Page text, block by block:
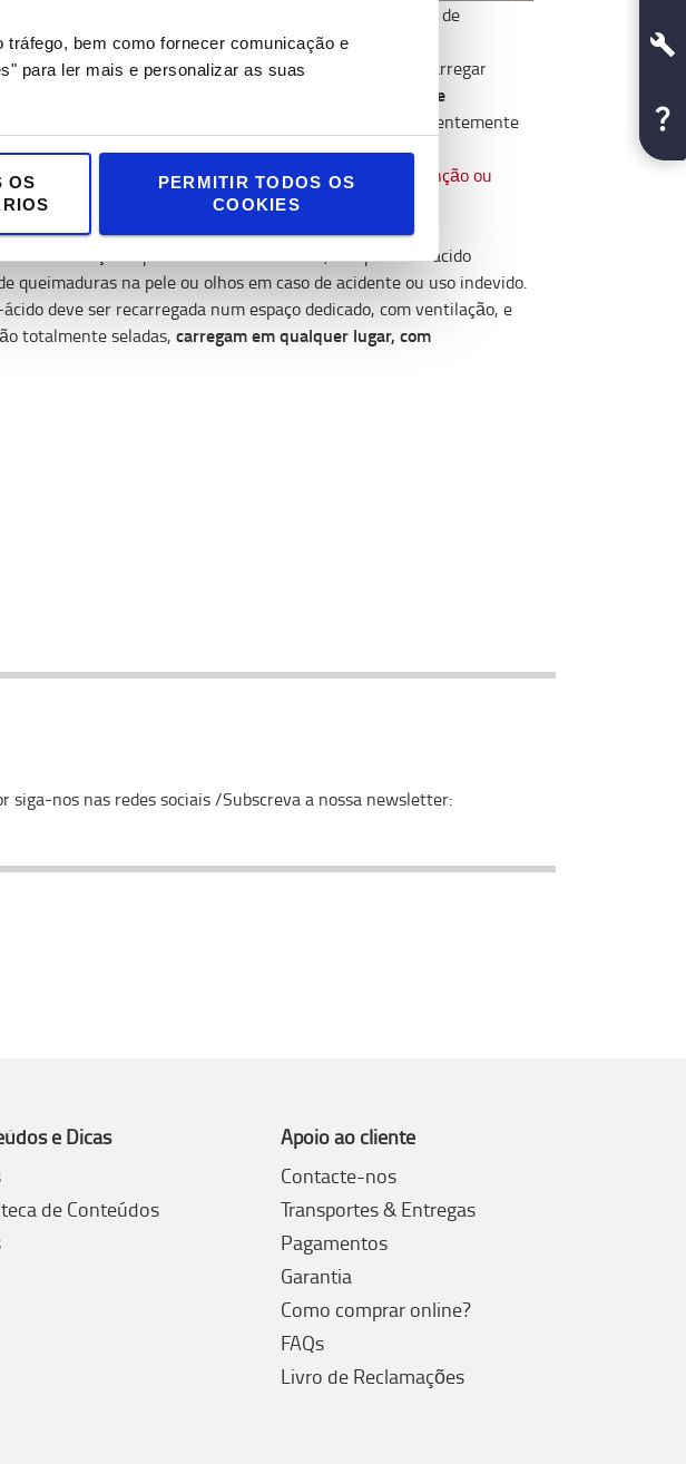
bem como fornecer comunicação e
para ler mais e personalizar as suas
OS
PERMITIR TODOS OS
COOKIES
conectado à corrente elétrica
de
baterias ao longo do tempo, em consequência de as recarregar
capacidade de
ser colocadas à carga em qualquer altura, independentemente
de chumbo, não precisam de nenhum tipo de
manutenção ou
mais seguras
uma solução líquida chamada eletrólito, composta de ácido
queimaduras na pele ou olhos em caso de acidente ou uso indevido.
deve ser recarregada num espaço dedicado, com ventilação, e
totalmente seladas, carregam em qualquer lugar, com
siga-nos nas redes sociais /Subscreva a nossa newsletter:
e Dicas
de Conteúdos
Apoio ao cliente
Contacte-nos
Transportes & Entregas
Pagamentos
Garantia
Como comprar online?
FAQs
Livro de Reclamações